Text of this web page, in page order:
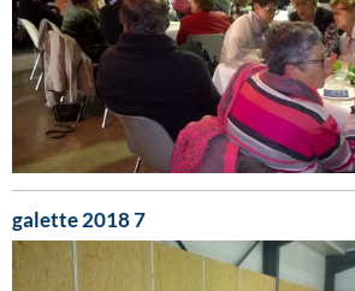
galette 2018 7